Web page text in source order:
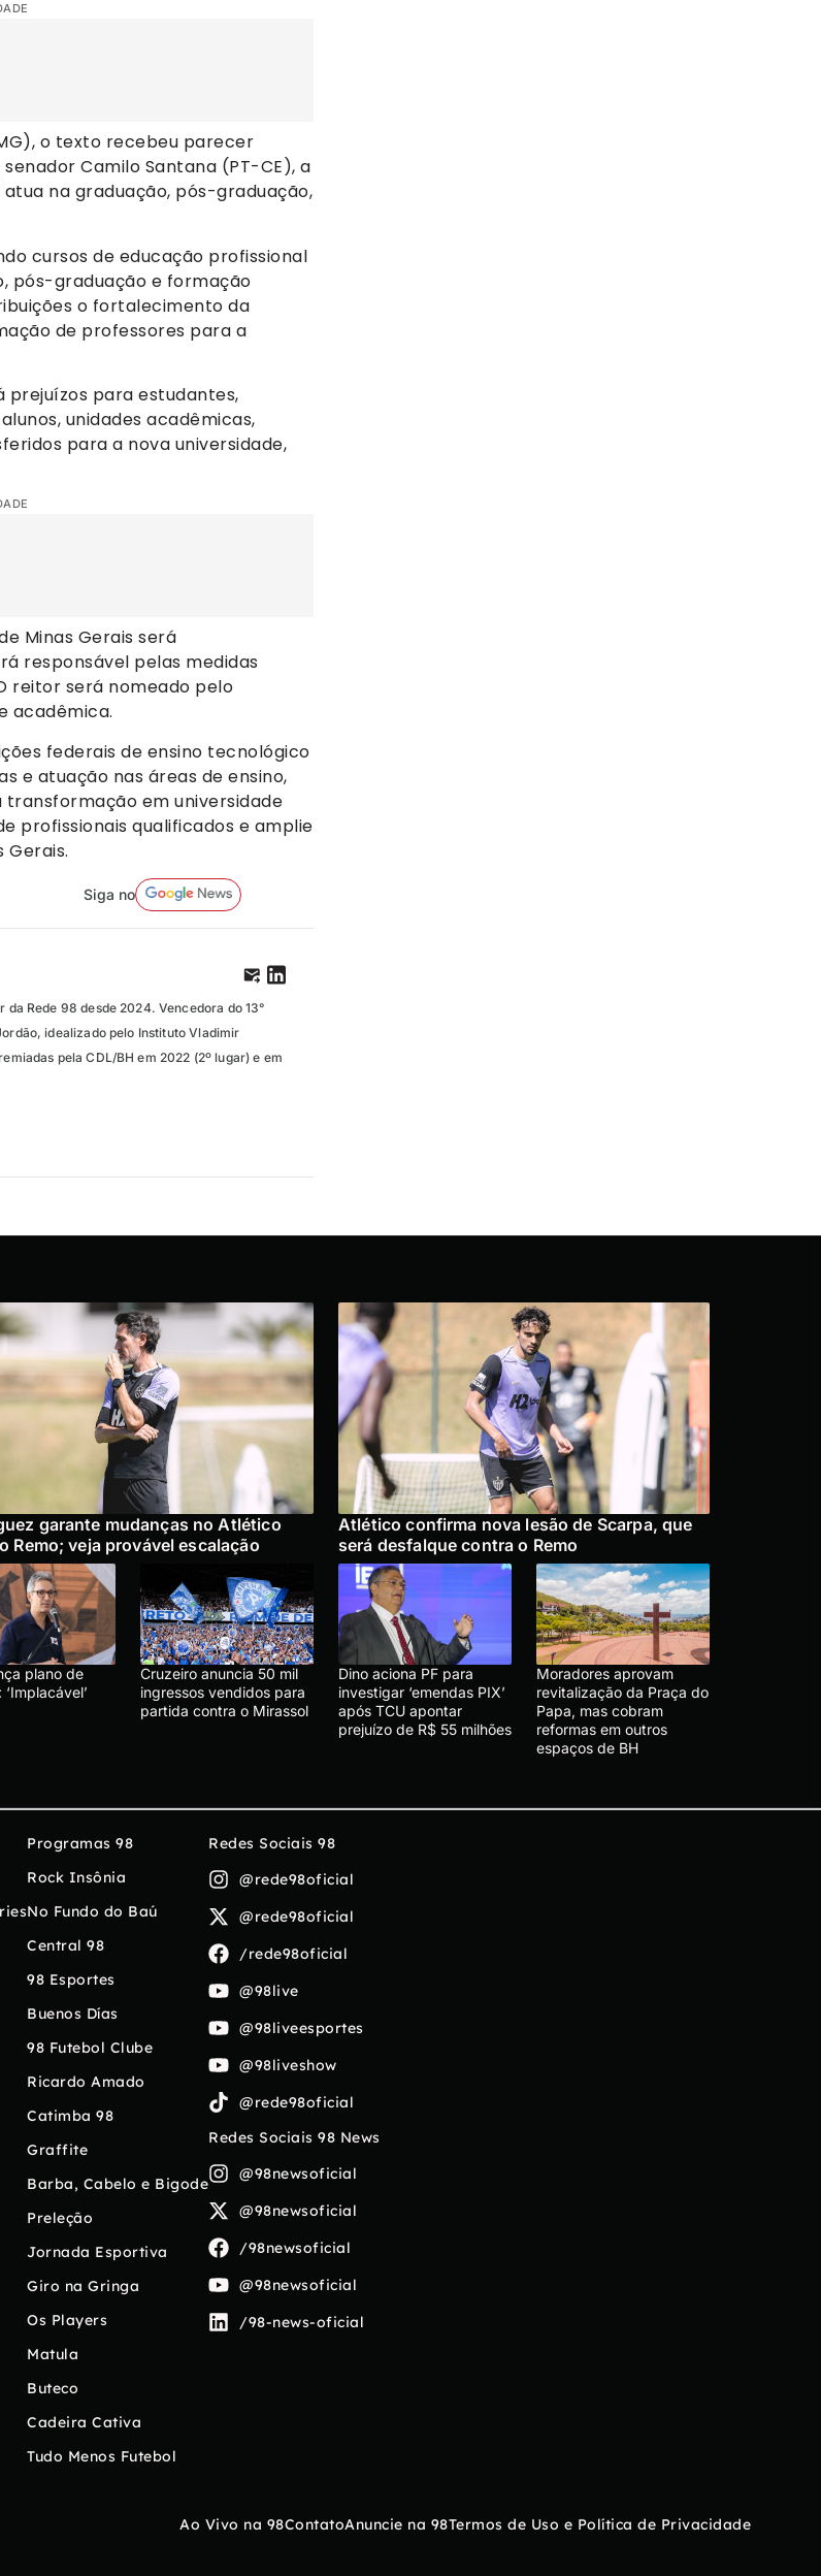
o texto recebeu parecer
Camilo Santana (PT-CE), a
na graduação, pós-graduação,
cursos de educação profissional
pós-graduação e formação
o fortalecimento da
de professores para a
para estudantes,
unidades acadêmicas,
para a nova universidade,
Minas Gerais será
responsável pelas medidas
reitor será nomeado pelo
acadêmica.
federais de ensino tecnológico
e atuação nas áreas de ensino,
transformação em universidade
profissionais qualificados e amplie
Siga no
Rede 98 desde 2024. Vencedora do 13°
idealizado pelo Instituto Vladimir
pela CDL/BH em 2022 (2º lugar) e em
garante mudanças no Atlético
Remo; veja provável escalação
Atlético confirma nova lesão de Scarpa, que
será desfalque contra o Remo
plano de
Cruzeiro anuncia 50 mil
ingressos vendidos para
partida contra o Mirassol
Dino aciona PF para
investigar ‘emendas PIX’
após TCU apontar
prejuízo de R$ 55 milhões
Moradores aprovam
revitalização da Praça do
Papa, mas cobram
reformas em outros
espaços de BH
Programas 98
Rock Insônia
No Fundo do Baú
Central 98
98 Esportes
Buenos Días
98 Futebol Clube
Ricardo Amado
Catimba 98
Graffite
Barba, Cabelo e Bigode
Preleção
Jornada Esportiva
Giro na Gringa
Os Players
Matula
Buteco
Cadeira Cativa
Tudo Menos Futebol
Redes Sociais 98
@rede98oficial
@rede98oficial
/rede98oficial
@98live
@98liveesportes
@98liveshow
@rede98oficial
Redes Sociais 98 News
@98newsoficial
@98newsoficial
/98newsoficial
@98newsoficial
/98-news-oficial
Ao Vivo na 98ContatoAnuncie na 98Termos de Uso e Política de Privacidade